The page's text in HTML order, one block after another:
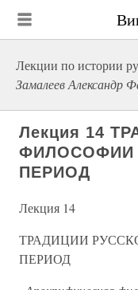
Лекции по истории
Замалеев Александр
Лекция 14
ФИЛОСОФИИ
ПЕРИОД
Лекция 14
ТРАДИЦИИ
ПЕРИОД